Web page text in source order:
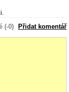
(-0) Přidat komentář